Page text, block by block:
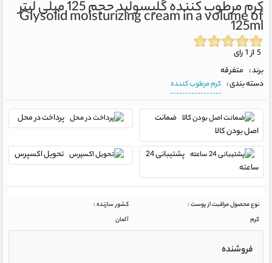
کرم مرطوب کننده گلیسولید حجم 125 میلی لیتر
Glysolid moisturizing cream in a volume of
125ml
برند : متفرقه
دسته بندی : کرم مرطوب کننده
ضمانت
اصل بودن کالا
پرداخت در محل
پشتیبانی 24
ساعته
تحویل اکسپرس
نوع محصول مراقبت از پوست :
کرم
کشور سازنده :
آلمان
فروشنده